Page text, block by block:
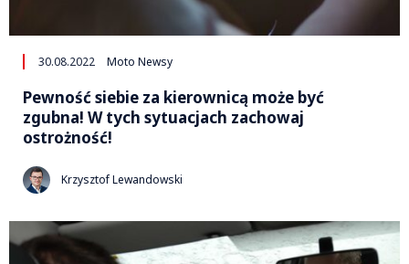
30.08.2022 Moto Newsy
Pewność siebie za kierownicą może być
zgubna! W tych sytuacjach zachowaj
ostrożność!
Krzysztof Lewandowski